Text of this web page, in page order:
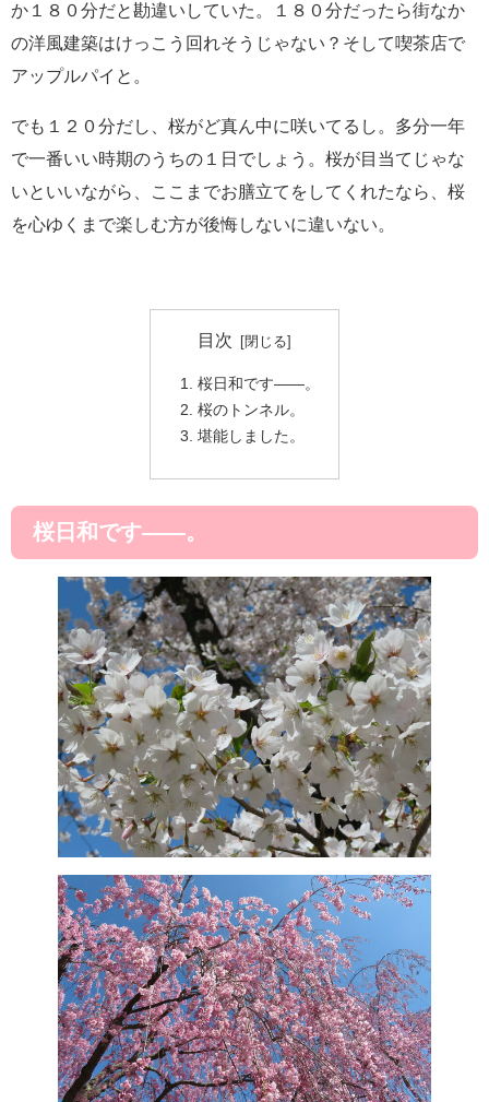
か１８０分だと勘違いしていた。１８０分だったら街なか
の洋風建築はけっこう回れそうじゃない？そして喫茶店で
アップルパイと。
でも１２０分だし、桜がど真ん中に咲いてるし。多分一年
で一番いい時期のうちの１日でしょう。桜が目当てじゃな
いといいながら、ここまでお膳立てをしてくれたなら、桜
を心ゆくまで楽しむ方が後悔しないに違いない。
目次
桜日和です――。
桜のトンネル。
堪能しました。
桜日和です――。